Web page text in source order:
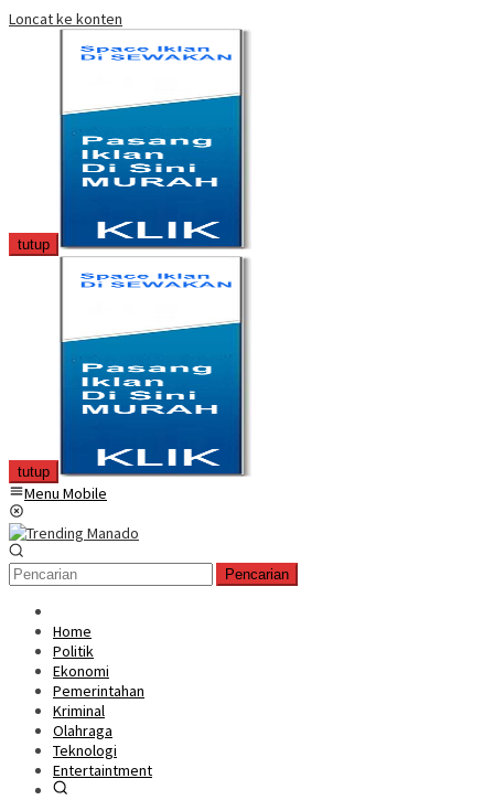
Loncat ke konten
tutup
tutup
Menu Mobile
Pencarian
Home
Politik
Ekonomi
Pemerintahan
Kriminal
Olahraga
Teknologi
Entertaintment